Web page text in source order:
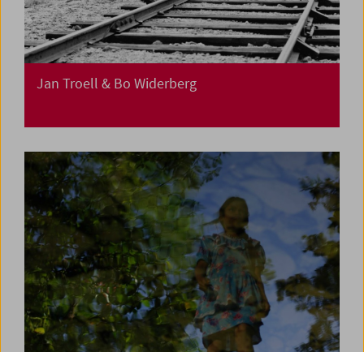
Jan Troell & Bo Widerberg